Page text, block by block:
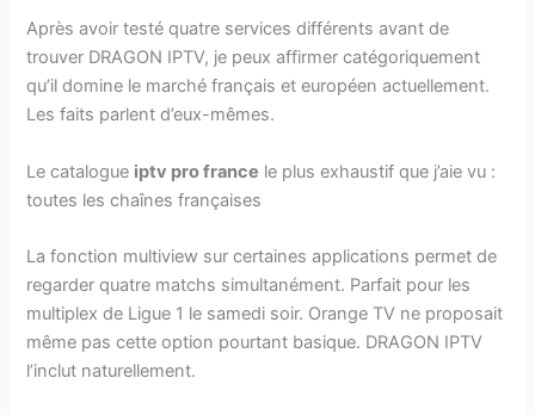
Après avoir testé quatre services différents avant de
trouver DRAGON IPTV, je peux affirmer catégoriquement
qu’il domine le marché français et européen actuellement.
Les faits parlent d’eux-mêmes.
Le catalogue iptv pro france le plus exhaustif que j’aie vu :
toutes les chaînes françaises
La fonction multiview sur certaines applications permet de
regarder quatre matchs simultanément. Parfait pour les
multiplex de Ligue 1 le samedi soir. Orange TV ne proposait
même pas cette option pourtant basique. DRAGON IPTV
l’inclut naturellement.